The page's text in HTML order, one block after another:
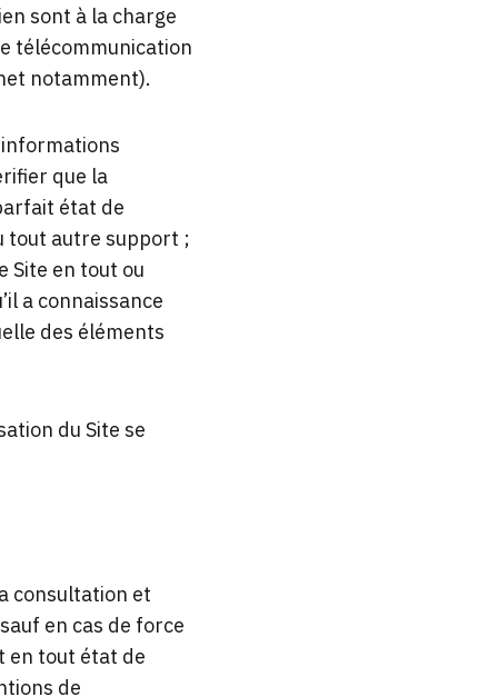
sont à la charge
télécommunication
notamment).
informations
que la
état de
tout autre support ;
Site en tout ou
a connaissance
des éléments
du Site se
consultation et
en cas de force
en tout état de
de